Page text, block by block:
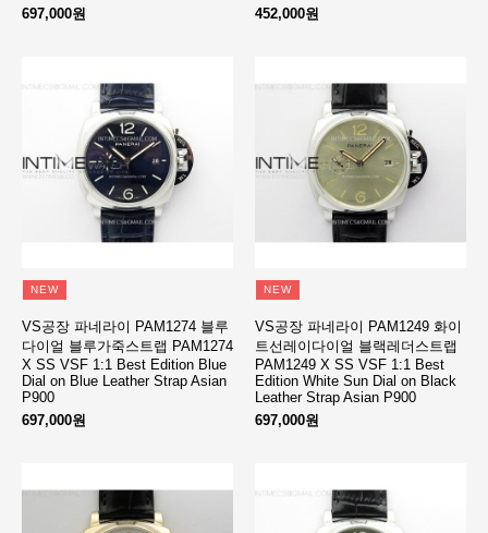
697,000원
452,000원
NEW
VS공장 파네라이 PAM1274 블루
다이얼 블루가죽스트랩 PAM1274
X SS VSF 1:1 Best Edition Blue
Dial on Blue Leather Strap Asian
P900
697,000원
NEW
VS공장 파네라이 PAM1249 화이
트선레이다이얼 블랙레더스트랩
PAM1249 X SS VSF 1:1 Best
Edition White Sun Dial on Black
Leather Strap Asian P900
697,000원